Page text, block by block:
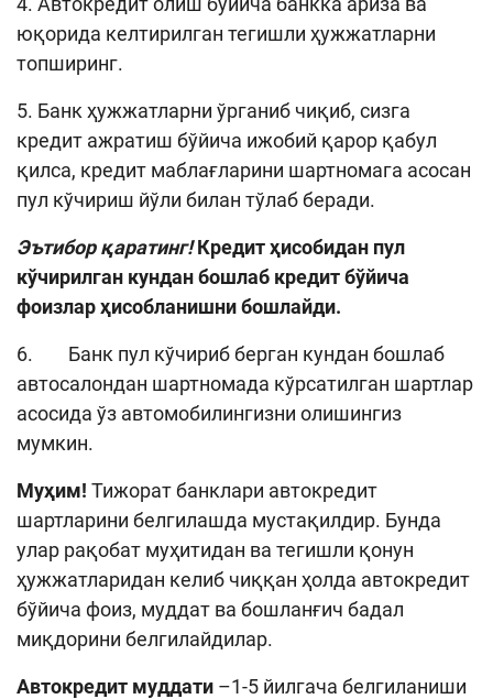
юқорида келтирилган тегишли ҳужжатларни
топширинг.
5. Банк ҳужжатларни ўрганиб чиқиб, сизга
кредит ажратиш бўйича ижобий қарор қабул
қилса, кредит маблағларини шартномага асосан
пул кўчириш йўли билан тўлаб беради.
Эътибор қаратинг!Кредит ҳисобидан пул
кўчирилган кундан бошлаб кредит бўйича
фоизлар ҳисобланишни бошлайди.
6. Банк пул кўчириб берган кундан бошлаб
автосалондан шартномада кўрсатилган шартлар
асосида ўз автомобилингизни олишингиз
мумкин.
Муҳим! Тижорат банклари автокредит
шартларини белгилашда мустақилдир. Бунда
улар рақобат муҳитидан ва тегишли қонун
ҳужжатларидан келиб чиққан ҳолда автокредит
бўйича фоиз, муддат ва бошланғич бадал
миқдорини белгилайдилар.
Автокредит муддати –1-5 йилгача белгиланиши